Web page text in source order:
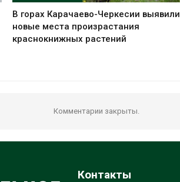
В горах Карачаево-Черкесии выявили
новые места произрастания
краснокнижных растений
Комментарии закрыты.
Контакты